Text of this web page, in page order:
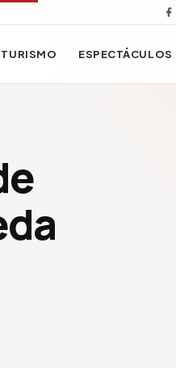
TURISMO ESPECTÁCULOS